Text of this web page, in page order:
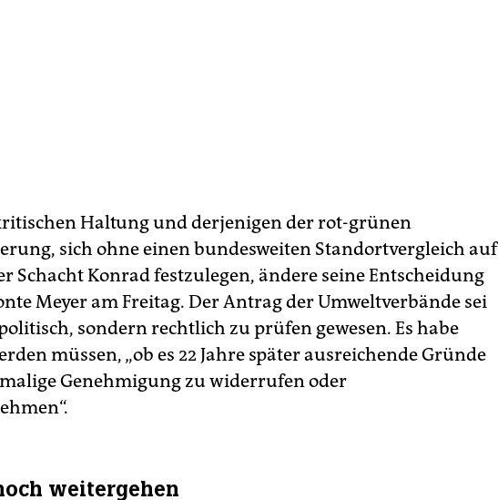
Haltung und derjenigen der rot-grünen
sich ohne einen bundesweiten Standortvergleich auf
Schacht Konrad festzulegen, ändere seine Entscheidung
Meyer am Freitag. Der Antrag der Umweltverbände sei
sondern rechtlich zu prüfen gewesen. Es habe
müssen, „ob es 22 Jahre später ausreichende Gründe
Genehmigung zu widerrufen oder
weitergehen